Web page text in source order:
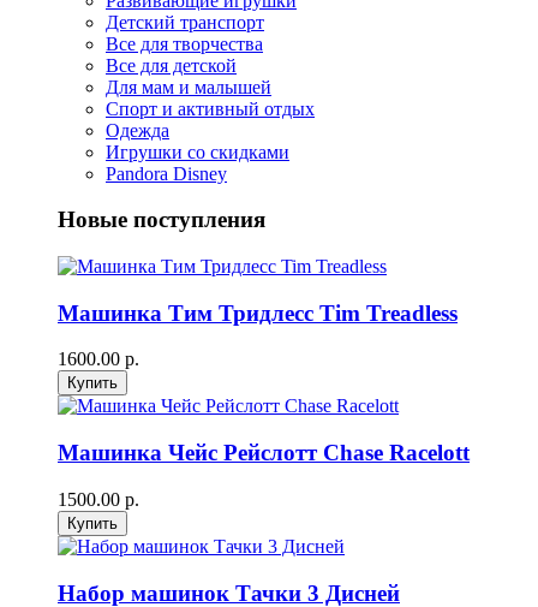
Детский транспорт
Все для творчества
Все для детской
Для мам и малышей
Спорт и активный отдых
Одежда
Игрушки со скидками
Pandora Disney
Новые поступления
Машинка Тим Тридлесс Tim Treadless
1600.00 р.
Машинка Чейс Рейслотт Chase Racelott
1500.00 р.
Набор машинок Тачки 3 Дисней